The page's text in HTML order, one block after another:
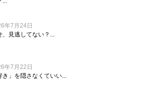
年7月24日
、見逃してない？...
年7月22日
き」を隠さなくていい...